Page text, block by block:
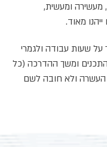
מעשירה ומעשית,
מאוד.
על שעות עבודה ולגמרי
ומשך ההדרכה (כל
ולא חובה לשם